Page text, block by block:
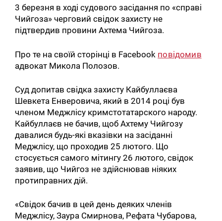
3 березня в ході судового засідання по «справі
Чийгоза» черговий свідок захисту не
підтвердив провини Ахтема Чийгоза.
Про те на своїй сторінці в Facebook повідомив
адвокат Микола Полозов.
Суд допитав свідка захисту Кайбуллаєва
Шевкета Енверовича, який в 2014 році був
членом Меджлісу кримстотатарского народу.
Кайбуллаєв не бачив, щоб Ахтему Чийгозу
давалися будь-які вказівки на засіданні
Меджлісу, що проходив 25 лютого. Що
стосується самого мітингу 26 лютого, свідок
заявив, що Чийгоз не здійснював ніяких
протиправних дій.
«Свідок бачив в цей день деяких членів
Меджлісу, Заура Смирнова, Рефата Чубарова,